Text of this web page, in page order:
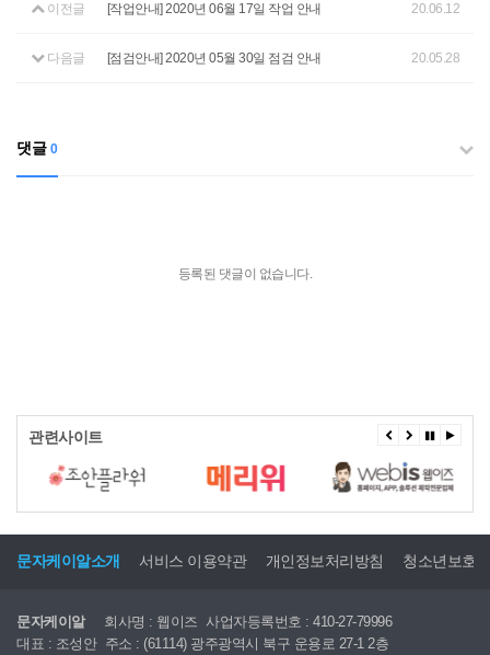
이전글 [작업안내] 2020년 06월 17일 작업 안내 20.06.12
다음글 [점검안내] 2020년 05월 30일 점검 안내 20.05.28
댓글 0
등록된 댓글이 없습니다.
관련사이트
문자케이알소개 서비스 이용약관 개인정보처리방침 청소년보호
문자케이알 회사명 : 웹이즈 사업자등록번호 : 410-27-79996
대표 : 조성안 주소 : (61114) 광주광역시 북구 운용로 27-1 2층